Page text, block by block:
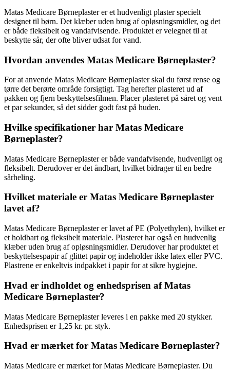
Matas Medicare Børneplaster er et hudvenligt plaster specielt
designet til børn. Det klæber uden brug af opløsningsmidler, og det
er både fleksibelt og vandafvisende. Produktet er velegnet til at
beskytte sår, der ofte bliver udsat for vand.
Hvordan anvendes Matas Medicare Børneplaster?
For at anvende Matas Medicare Børneplaster skal du først rense og
tørre det berørte område forsigtigt. Tag herefter plasteret ud af
pakken og fjern beskyttelsesfilmen. Placer plasteret på såret og vent
et par sekunder, så det sidder godt fast på huden.
Hvilke specifikationer har Matas Medicare
Børneplaster?
Matas Medicare Børneplaster er både vandafvisende, hudvenligt og
fleksibelt. Derudover er det åndbart, hvilket bidrager til en bedre
sårheling.
Hvilket materiale er Matas Medicare Børneplaster
lavet af?
Matas Medicare Børneplaster er lavet af PE (Polyethylen), hvilket er
et holdbart og fleksibelt materiale. Plasteret har også en hudvenlig
klæber uden brug af opløsningsmidler. Derudover har produktet et
beskyttelsespapir af glittet papir og indeholder ikke latex eller PVC.
Plastrene er enkeltvis indpakket i papir for at sikre hygiejne.
Hvad er indholdet og enhedsprisen af Matas
Medicare Børneplaster?
Matas Medicare Børneplaster leveres i en pakke med 20 stykker.
Enhedsprisen er 1,25 kr. pr. styk.
Hvad er mærket for Matas Medicare Børneplaster?
Matas Medicare er mærket for Matas Medicare Børneplaster. Du